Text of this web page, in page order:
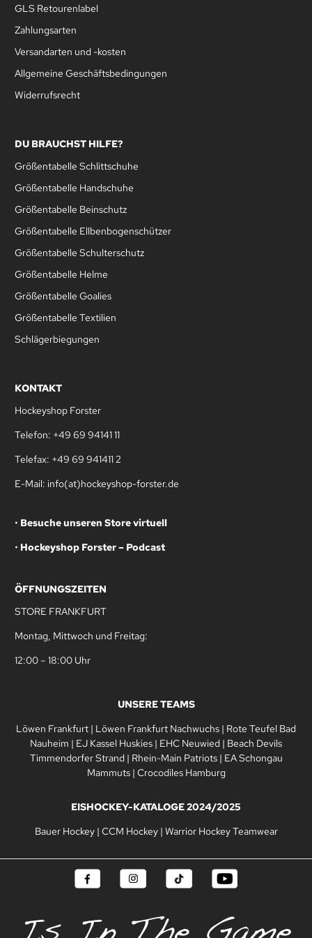
GLS Retourenlabel
Zahlungsarten
Versandarten und -kosten
Allgemeine Geschäftsbedingungen
Widerrufsrecht
DU BRAUCHST HILFE?
Größentabelle Schlittschuhe
Größentabelle Handschuhe
Größentabelle Beinschutz
Größentabelle Ellbenbogenschützer
Größentabelle Schulterschutz
Größentabelle Helme
Größentabelle Goalies
Größentabelle Textilien
Schlägerbiegungen
KONTAKT
Hockeyshop Forster
Telefon: +49 69 94141 11
Telefax: +49 69 941411 2
E-Mail: info(at)hockeyshop-forster.de
• Besuche unseren Store virtuell
• Hockeyshop Forster – Podcast
ÖFFNUNGSZEITEN
STORE FRANKFURT
Montag, Mittwoch und Freitag:
12:00 – 18:00 Uhr
UNSERE TEAMS
Löwen Frankfurt | Löwen Frankfurt Nachwuchs | Rote Teufel Bad
Nauheim | EJ Kassel Huskies | EHC Neuwied | Beach Devils
Timmendorfer Strand | Rhein-Main Patriots| EA Schongau
Mammuts| Crocodiles Hamburg
EISHOCKEY-KATALOGE 2024/2025
Bauer Hockey| CCM Hockey| Warrior Hockey Teamwear